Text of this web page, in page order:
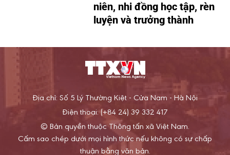
niên, nhi đồng học tập, rèn
luyện và trưởng thành
Địa chỉ: Số 5 Lý Thường Kiệt - Cửa Nam - Hà Nội
Điện thoại: (+84 24) 39 332 417
© Bản quyền thuộc Thông tấn xã Việt Nam.
Cấm sao chép dưới mọi hình thức nếu không có sự chấp
thuận bằng văn bản.